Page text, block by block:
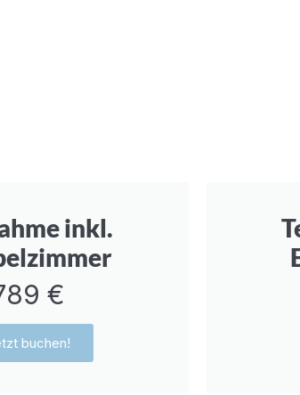
inkl.
€
buchen!